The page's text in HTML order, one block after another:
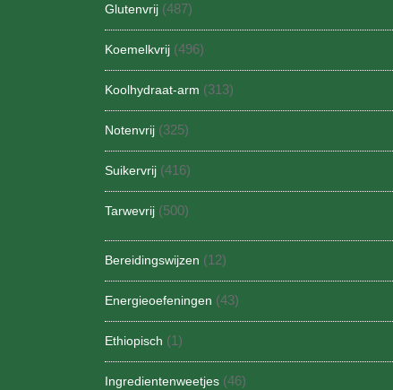
Glutenvrij (487)
Koemelkvrij (496)
Koolhydraat-arm (313)
Notenvrij (325)
Suikervrij (416)
Tarwevrij (500)
Bereidingswijzen (12)
Energieoefeningen (43)
Ethiopisch (1)
Ingredientenweetjes (46)